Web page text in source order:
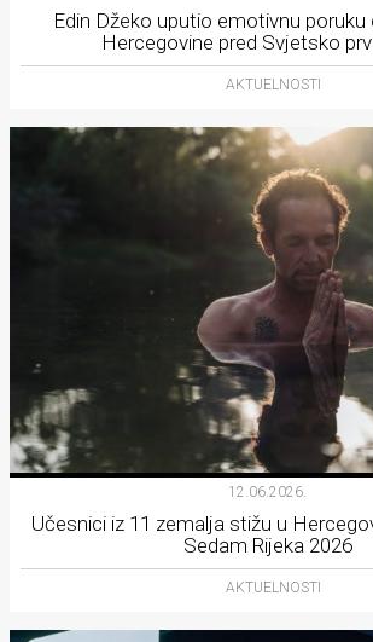
Edin Džeko uputio emotivnu poruku
Hercegovine pred Svjetsko
AKTUELNOSTI
12.06.2026.
Učesnici iz 11 zemalja stižu u
Sedam Rijeka 2026
AKTUELNOSTI